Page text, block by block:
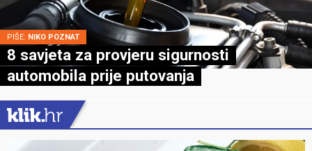
PIŠE: NIKO POZNAT
8 savjeta za provjeru sigurnosti
automobila prije putovanja